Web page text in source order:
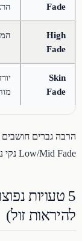
Fade
High
Fade
Skin
Fade
Low/Mid Fade נקי נראה הרבה יותר יוקרתי ומחזיק יותר זמן.
5 טעויות
להיראות זול)